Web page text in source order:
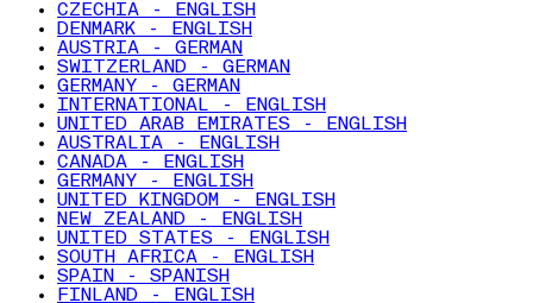
CZECHIA - ENGLISH
DENMARK - ENGLISH
AUSTRIA - GERMAN
SWITZERLAND - GERMAN
GERMANY - GERMAN
INTERNATIONAL - ENGLISH
UNITED ARAB EMIRATES - ENGLISH
AUSTRALIA - ENGLISH
CANADA - ENGLISH
GERMANY - ENGLISH
UNITED KINGDOM - ENGLISH
NEW ZEALAND - ENGLISH
UNITED STATES - ENGLISH
SOUTH AFRICA - ENGLISH
SPAIN - SPANISH
FINLAND - ENGLISH